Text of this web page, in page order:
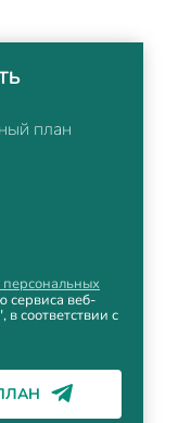
план
персональных
сервиса веб-
соответствии с